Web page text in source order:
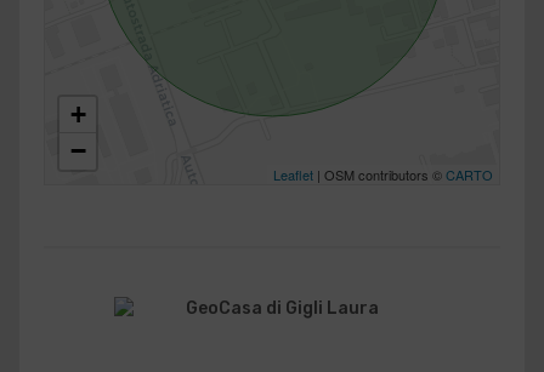
+
−
Leaflet | OSM contributors ©CARTO